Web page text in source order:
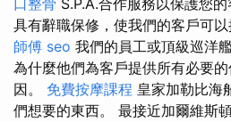
口整骨 S.P.A.合作服務以保護您的
具有辭職保修，使我們的客戶可以
師傅 seo 我們的員工或頂級巡洋
為什麼他們為客戶提供所有必要
因。 免費按摩課程 皇家加勒比海
們想要的東西。 最接近加爾維斯